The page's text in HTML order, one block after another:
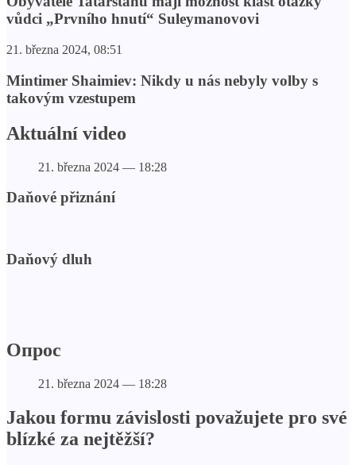
vůdci „Prvního hnutí“ Suleymanovovi
21. března 2024, 08:51
Mintimer Shaimiev: Nikdy u nás nebyly volby s
takovým vzestupem
Aktuální video
21. března 2024 — 18:28
Daňové přiznání
Daňový dluh
Опрос
21. března 2024 — 18:28
Jakou formu závislosti považujete pro své
blízké za nejtěžší?